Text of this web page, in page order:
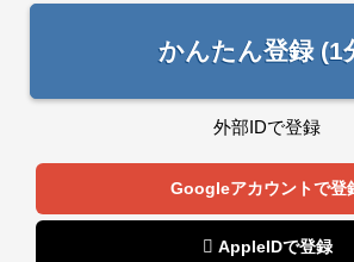
かんたん登録 (1
外部IDで登録
Googleアカウントで登
 AppleIDで登録